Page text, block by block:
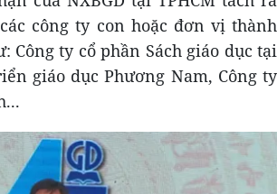
công ty con hoặc đơn vị thành
Công ty cổ phần Sách giáo dục tại
giáo dục Phương Nam, Công ty